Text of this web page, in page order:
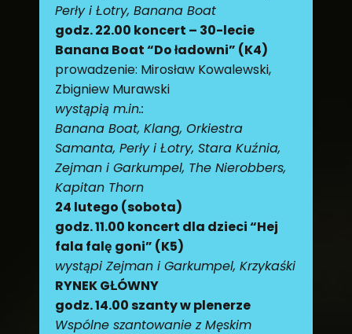
Perły i Łotry, Banana Boat
godz. 22.00 koncert – 30-lecie
Banana Boat “Do ładowni” (K4)
prowadzenie: Mirosław Kowalewski,
Zbigniew Murawski
wystąpią m.in.:
Banana Boat, Klang, Orkiestra
Samanta, Perły i Łotry, Stara Kuźnia,
Zejman i Garkumpel, The Nierobbers,
Kapitan Thorn
24 lutego (sobota)
godz. 11.00 koncert dla dzieci “Hej
fala falę goni” (K5)
wystąpi Zejman i Garkumpel, Krzykaśki
RYNEK GŁÓWNY
godz. 14.00 szanty w plenerze
Wspólne szantowanie z Męskim